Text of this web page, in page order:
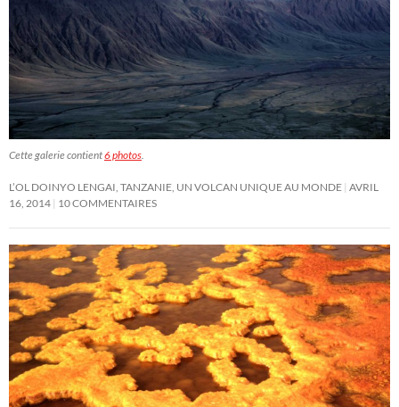
Cette galerie contient6 photos.
L’OL DOINYO LENGAI, TANZANIE, UN VOLCAN UNIQUE AU MONDE AVRIL
16, 2014 10 COMMENTAIRES